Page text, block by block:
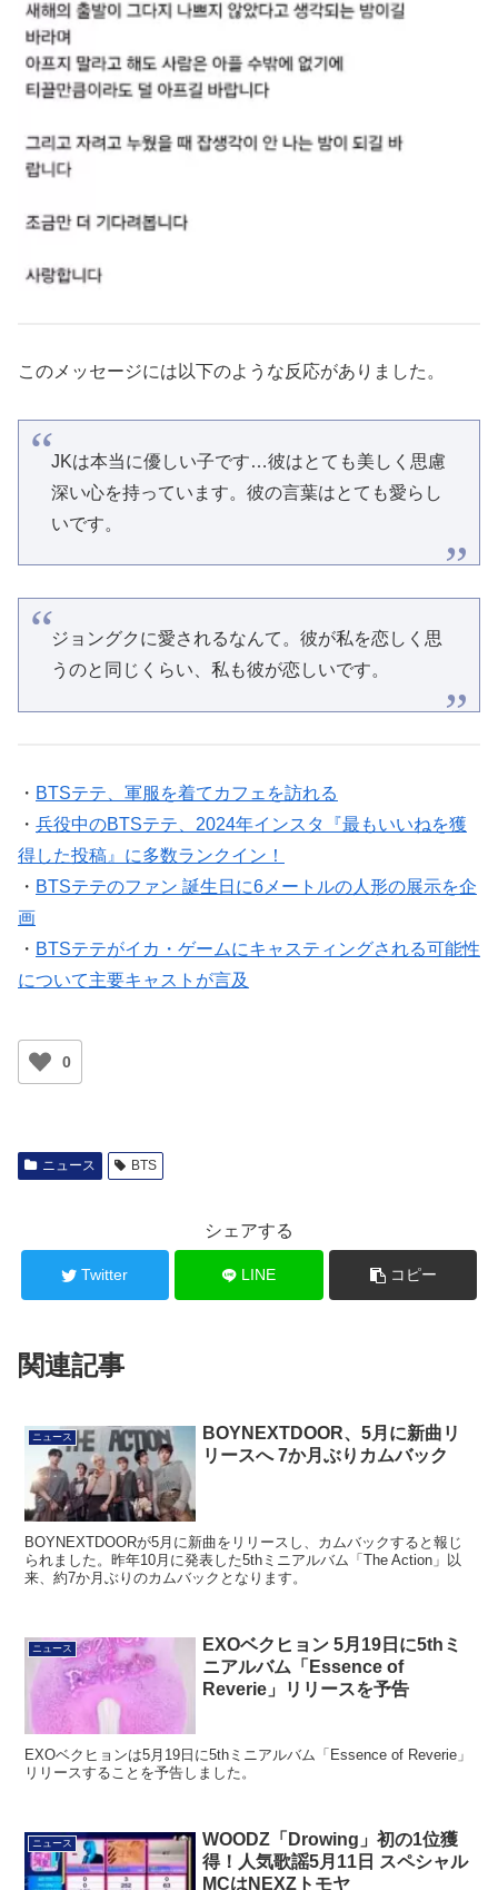
このメッセージには以下のような反応がありました。
JKは本当に優しい子です…彼はとても美しく思慮
深い心を持っています。彼の言葉はとても愛らし
いです。
ジョングクに愛されるなんて。彼が私を恋しく思
うのと同じくらい、私も彼が恋しいです。
・ BTSテテ、軍服を着てカフェを訪れる
・ 兵役中のBTSテテ、2024年インスタ『最もいいねを獲
得した投稿』に多数ランクイン！
・ BTSテテのファン 誕生日に6メートルの人形の展示を企
画
・ BTSテテがイカ・ゲームにキャスティングされる可能性
について主要キャストが言及
0
ニュース BTS
シェアする
Twitter LINE コピー
関連記事
ニュース
BOYNEXTDOOR、5月に新曲リ
リースへ 7か月ぶりカムバック
BOYNEXTDOORが5月に新曲をリリースし、カムバックすると報じ
られました。昨年10月に発表した5thミニアルバム「The Action」以
来、約7か月ぶりのカムバックとなります。
ニュース
EXOベクヒョン 5月19日に5thミ
ニアルバム「Essence of
Reverie」リリースを予告
EXOベクヒョンは5月19日に5thミニアルバム「Essence of Reverie」
リリースすることを予告しました。
ニュース
WOODZ「Drowing」初の1位獲
得！人気歌謡5月11日 スペシャル
MCはNEXZトモヤ